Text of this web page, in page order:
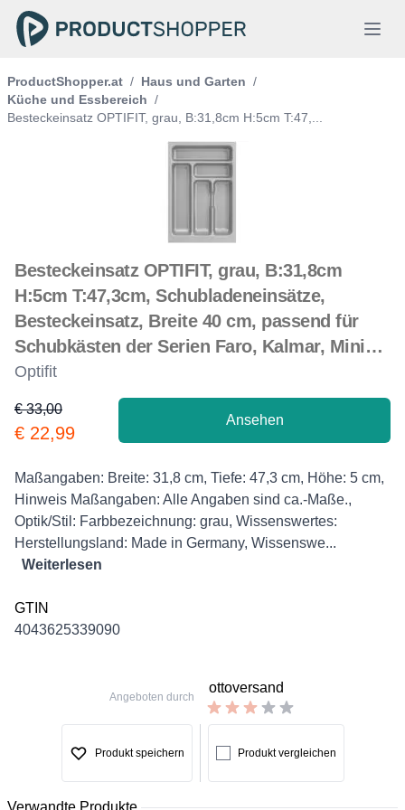
ProductShopper.at / Haus und Garten /
Küche und Essbereich /
Besteckeinsatz OPTIFIT, grau, B:31,8cm H:5cm T:47,...
Besteckeinsatz OPTIFIT, grau, B:31,8cm
H:5cm T:47,3cm, Schubladeneinsätze,
Besteckeinsatz, Breite 40 cm, passend für
Schubkästen der Serien Faro, Kalmar, Mini…
Optifit
Product information
€ 33,00
€ 22,99
Ansehen
Description
Maßangaben: Breite: 31,8 cm, Tiefe: 47,3 cm, Höhe: 5 cm,
Hinweis Maßangaben: Alle Angaben sind ca.-Maße.,
Optik/Stil: Farbbezeichnung: grau, Wissenswertes:
Herstellungsland: Made in Germany, Wissenswe...
Weiterlesen
GTIN
4043625339090
Angeboten durch
ottoversand
Produkt speichern Produkt vergleichen
Verwandte Produkte